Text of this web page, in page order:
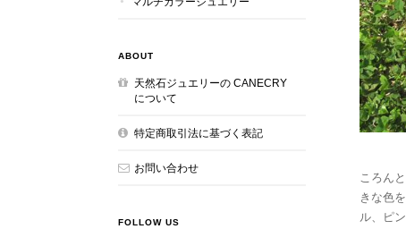
ころん
きな色
ル、ピ
ABOUT
天然石ジュエリーの CANECRY
について
特定商取引法に基づく表記
お問い合わせ
FOLLOW US